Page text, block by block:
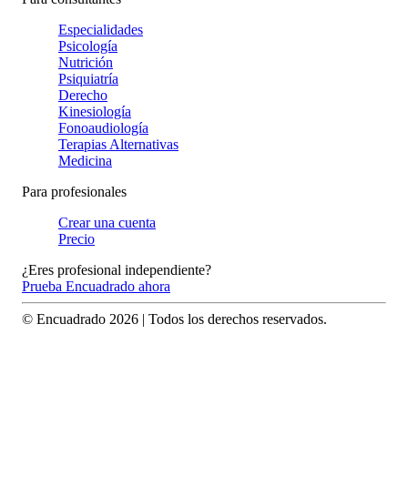
Especialidades
Psicología
Nutrición
Psiquiatría
Derecho
Kinesiología
Fonoaudiología
Terapias Alternativas
Medicina
Para profesionales
Crear una cuenta
Precio
¿Eres profesional independiente?
Prueba Encuadrado ahora
© Encuadrado 2026 | Todos los derechos reservados.